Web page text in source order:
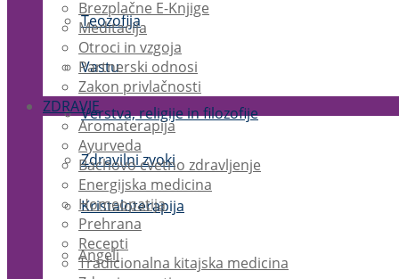
Teozofija
Vastu
Verstva, religije in filozofije
Zdravilni zvoki
Kristaloterapija
Angeli
Brezplačne E-Knjige
Meditacija
Otroci in vzgoja
Partnerski odnosi
Zakon privlačnosti
ZDRAVJE
Aromaterapija
Ayurveda
Bachovo cvetno zdravljenje
Energijska medicina
Homeopatija
Prehrana
Recepti
Tradicionalna kitajska medicina